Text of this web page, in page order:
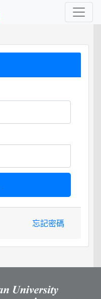
忘記密碼